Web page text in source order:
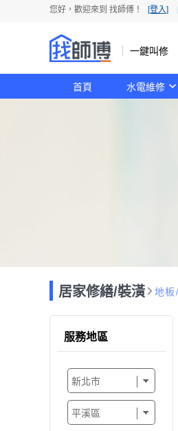
您好，歡迎來到 找師傅！ [登入]
一鍵叫修
首頁 水電維修
居家修繕/裝潢 地板
服務地區